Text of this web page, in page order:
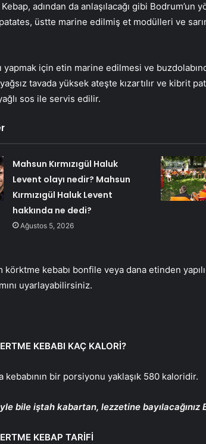
adından da anlaşılacağı gibi Bodrum’un
üstte marine edilmiş et modülleri ve
yapmak için etin marine edilmesi ve
tavada yüksek ateşte kızartılır ve kibrit
sos ile servis edilir.
Mahsun Kırmızıgül Haluk
Levent olayı nedir? Mahsun
Kırmızıgül Haluk Levent
hakkında ne dedi?
Ağustos 5, 2026
körktme kebabı bonfile veya dana etinden
uyarlayabilirsiniz.
KEBABI KAÇ KALORİ?
kebabının bir porsiyonu yaklaşık 580 kaloridir.
bile iştah kabartan, lezzetine
KEBAP TARİFİ